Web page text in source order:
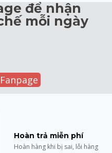
để nhận
mỗi ngày
Hoàn trả miễn phí
Hoàn hàng khi bị sai, lỗi hàng